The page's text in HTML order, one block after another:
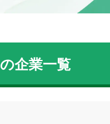
の企業一覧